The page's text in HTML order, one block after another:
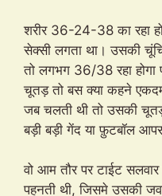
शरीर 36-24-38 का रहा
सेक्सी लगता था। उसकी
तो लगभग 36/38 रहा
चूतड़ तो बस क्या कहने
जब चलती थी तो उसकी
बड़ी बड़ी गेंद या फ़ुटबॉल
वो आम तौर पर टाईट
पहनती थी, जिसमे उसकी